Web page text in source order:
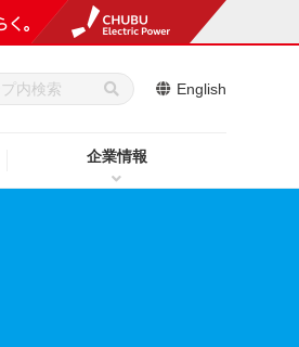
企業情報
English